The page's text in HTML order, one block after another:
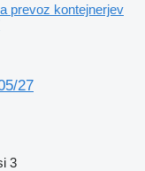
prevoz kontejnerjev
27
3